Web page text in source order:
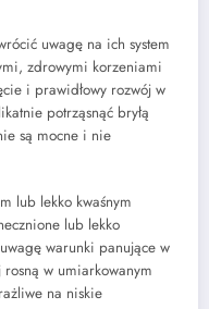
uwagę na ich system
zdrowymi korzeniami
i prawidłowy rozwój w
potrząsnąć bryłą
są mocne i nie
lub lekko kwaśnym
lub lekko
warunki panujące w
w umiarkowanym
na niskie